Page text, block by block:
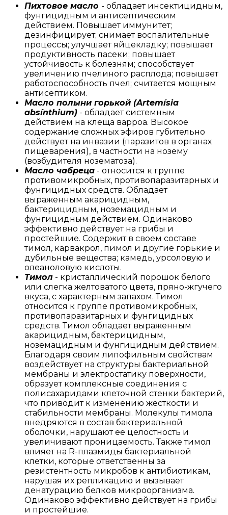
Пихтовое масло - обладает инсектицидным,
фунгицидным и антисептическим
действием. Повышает иммунитет;
дезинфицирует; снимает воспалительные
процессы; улучшает яйцекладку; повышает
продуктивность пасеки; повышает
устойчивость к болезням; способствует
увеличению пчелиного расплода; повышает
работоспособность пчел; считается мощным
антисептиком.
Масло полыни горькой (Artemísia
absínthium) - обладает системным
действием на клеща варроа. Высокое
содержание сложных эфиров губительно
действует на инвазии (паразитов в органах
пищеварения), в частности на нозему
(возбудителя нозематоза).
Масло чабреца - относится к группе
противомикробных, противопаразитарных и
фунгицидных средств. Обладает
выраженным акарицидным,
бактерицидным, ноземацидным и
фунгицидным действием. Одинаково
эффективно действует на грибы и
простейшие. Содержит в своем составе
тимол, карвакрол, пимол и другие горькие и
дубильные вещества; камедь, урсоловую и
олеаноловую кислоты.
Тимол - кристаллический порошок белого
или слегка желтоватого цвета, пряно-жгучего
вкуса, с характерным запахом. Тимол
относится к группе противомикробных,
противопаразитарных и фунгицидных
средств. Тимол обладает выраженным
акарицидным, бактерицидным,
ноземацидным и фунгицидным действием.
Благодаря своим липофильным свойствам
воздействует на структуры бактериальной
мембраны и электростатику поверхности,
образует комплексные соединения с
полисахаридами клеточной стенки бактерий,
что приводит к изменению жесткости и
стабильности мембраны. Молекулы тимола
внедряются в состав бактериальной
оболочки, нарушают ее целостность и
увеличивают проницаемость. Также тимол
влияет на R-плазмиды бактериальной
клетки, которые ответственны за
резистентность микробов к антибиотикам,
нарушая их репликацию и вызывает
денатурацию белков микроорганизма.
Одинаково эффективно действует на грибы
и простейшие.